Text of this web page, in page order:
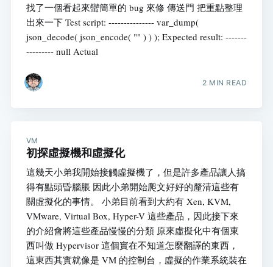
找了一個看起來蠻簡單的 bug 來修 傳送門 把重點整理
出來一下 Test script: --------------- var_dump(
json_decode( json_encode( "" ) ) ); Expected result: -------
--------- null Actual
2 MIN READ
VM
初探虛擬機和虛擬化
這幾天小弟我開始接觸虛擬機了，但是許多產品讓人搞
得有點頭昏腦脹 因此小弟開始爬文好好的釐清這些有
關虛擬化的事情。 小弟目前看到大約有 Xen, KVM,
VMware, Virtual Box, Hyper-V 這些產品，因此接下來
的介紹會將這些產品慢慢的分類 原來虛擬化中有個東
西叫做 Hypervisor 這個實在不知道怎麼翻譯的東西，
這東西其實就像是 VM 的控制台，虛擬的作業系統裝在